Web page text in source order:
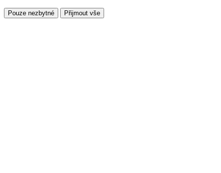
Pouze nezbytné Přijmout vše